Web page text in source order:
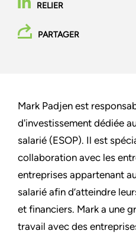
RELIER
PARTAGER
Mark Padjen est
d'investissement dédiée
salarié (ESOP). Il est
collaboration avec les
entreprises appartenant
salarié afin d’atteindre
et financiers. Mark a une
travail avec des